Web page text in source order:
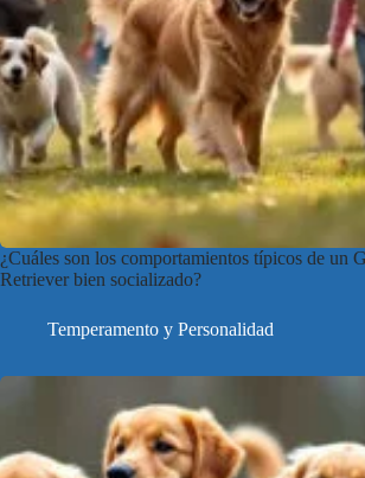
¿Cuáles son los comportamientos típicos de un
Retriever bien socializado?
Temperamento y Personalidad